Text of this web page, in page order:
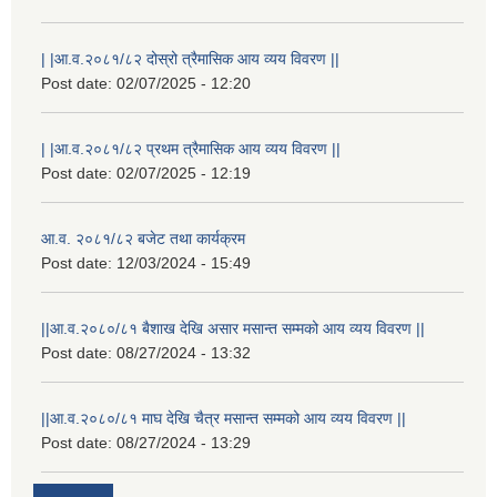
| |आ.व.२०८१/८२ दोस्रो त्रैमासिक आय व्यय विवरण ||
Post date: 02/07/2025 - 12:20
| |आ.व.२०८१/८२ प्रथम त्रैमासिक आय व्यय विवरण ||
Post date: 02/07/2025 - 12:19
आ.व. २०८१/८२ बजेट तथा कार्यक्रम
Post date: 12/03/2024 - 15:49
||आ.व.२०८०/८१ बैशाख देखि असार मसान्त सम्मको आय व्यय विवरण ||
Post date: 08/27/2024 - 13:32
||आ.व.२०८०/८१ माघ देखि चैत्र मसान्त सम्मको आय व्यय विवरण ||
Post date: 08/27/2024 - 13:29